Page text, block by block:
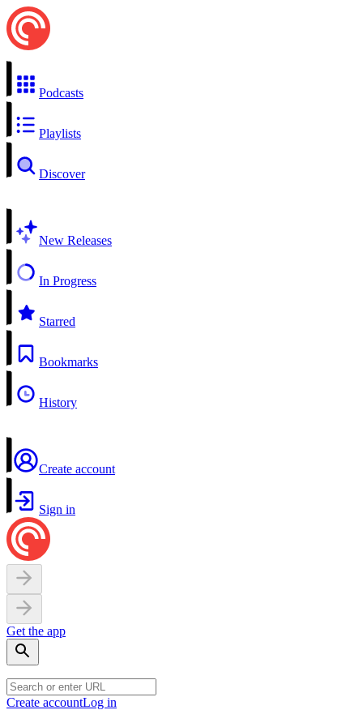
Podcasts
Playlists
Discover
New Releases
In Progress
Starred
Bookmarks
History
Create account
Sign in
Get the app
Create accountLog in